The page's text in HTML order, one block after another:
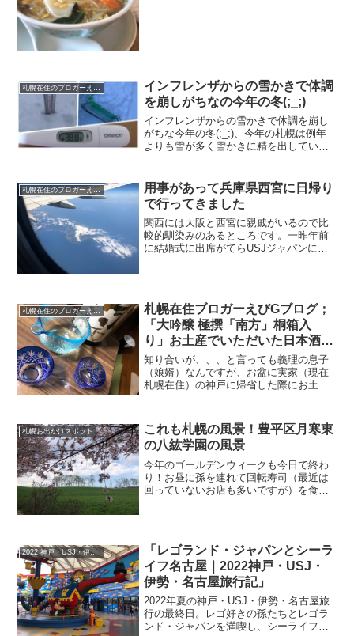
インフレンザからの雪かきで体調
を崩しがちなの今年の冬(;_;)
インフレンザからの雪かきで体調を崩し
がちな今年の冬(;_;)、今年の札幌は例年
よりも雪が多く雪かきに精を出していま
札幌在住のブロガーえびGのブログ（徒然）
用事があって兵庫県西宮に日帰り
で行ってきました
関西には大阪と西宮に親戚がいるので比
較的馴染みのあるところです。一昨年前
に結婚式に出席がてらUSJジャパンに行
札幌在住のブロガーえびGのブログ（徒然）
札幌在住ブロガーえびGブログ；
「大吟醸 極撰「南方」桐箱入
り」お土産でいただいた日本酒
が、、、、
知り合いが、、、と言っても義理の息子
（娘婿）なんですが、お盆に実家（現在
札幌在住）の神戸に帰省した際にお土産
れたようです。きりの木箱に入っていて
高級そうだったので開けな...
札幌お出かけスポット
これも札幌の風景！豊平区月寒東
の八紘学園の風景
今年のゴールデンウィークも今日で終わ
り！お昼に孫を連れて回転寿司（最近は
回っていないお店も多いですが）を食べ
2022 神戸・USJ・伊勢・レゴランド旅行記
「レゴランド・ジャパンとシーラ
イフ名古屋｜2022神戸・USJ・
伊勢・名古屋旅行記」
2022年夏の神戸・USJ・伊勢・名古屋旅
行の最終日。レゴ好きの孫たちとレゴラ
ンド・ジャパンを満喫し、シーライフ名